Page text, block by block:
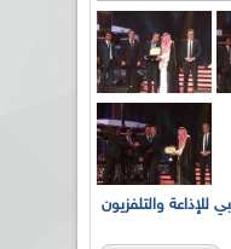
العربي للإذاعة والتلفزيون